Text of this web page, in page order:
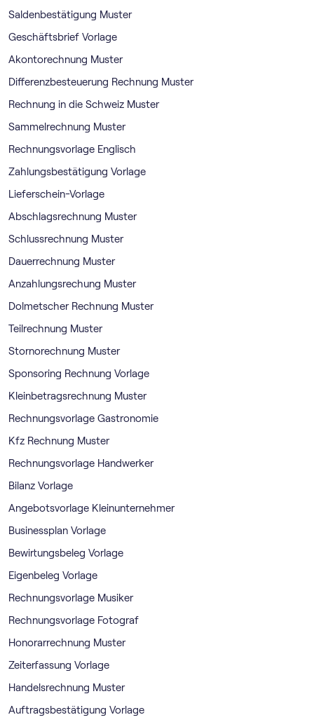
Saldenbestätigung Muster
Geschäftsbrief Vorlage
Akontorechnung Muster
Differenzbesteuerung Rechnung Muster
Rechnung in die Schweiz Muster
Sammelrechnung Muster
Rechnungsvorlage Englisch
Zahlungsbestätigung Vorlage
Lieferschein-Vorlage
Abschlagsrechnung Muster
Schlussrechnung Muster
Dauerrechnung Muster
Anzahlungsrechung Muster
Dolmetscher Rechnung Muster
Teilrechnung Muster
Stornorechnung Muster
Sponsoring Rechnung Vorlage
Kleinbetragsrechnung Muster
Rechnungsvorlage Gastronomie
Kfz Rechnung Muster
Rechnungsvorlage Handwerker
Bilanz Vorlage
Angebotsvorlage Kleinunternehmer
Businessplan Vorlage
Bewirtungsbeleg Vorlage
Eigenbeleg Vorlage
Rechnungsvorlage Musiker
Rechnungsvorlage Fotograf
Honorarrechnung Muster
Zeiterfassung Vorlage
Handelsrechnung Muster
Auftragsbestätigung Vorlage